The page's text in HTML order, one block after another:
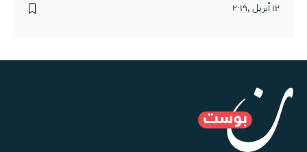
١٢ أبريل ,٢٠١٩